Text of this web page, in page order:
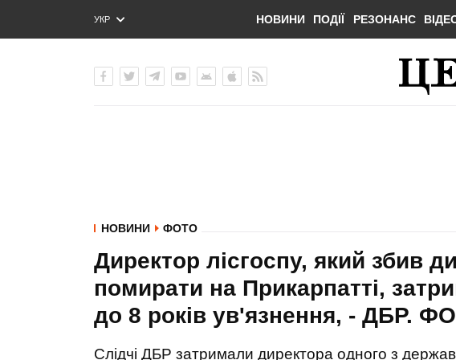
УКР
ENG
НОВИНИ ПОДІЇ РЕЗОНАНС
НОВИНИ ФОТО
Директор лісгоспу, який збив
помирати на Прикарпатті,
до 8 років ув'язнення, - ДБР.
Слідчі ДБР затримали директора одного з